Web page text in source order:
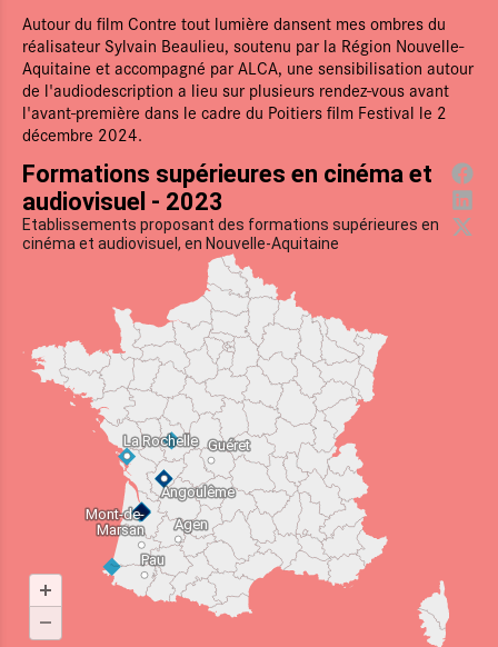
Autour du film Contre tout lumière dansent mes ombres du
réalisateur Sylvain Beaulieu, soutenu par la Région Nouvelle-
Aquitaine et accompagné par ALCA, une sensibilisation autour
de l'audiodescription a lieu sur plusieurs rendez-vous avant
l'avant-première dans le cadre du Poitiers film Festival le 2
décembre 2024.